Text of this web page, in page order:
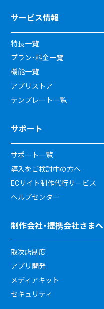
サービス情報
特長一覧
プラン・料金一覧
機能一覧
アプリストア
テンプレート一覧
サポート
サポート一覧
導入をご検討中の方へ
ECサイト制作代行サービス
ヘルプセンター
制作会社・提携会社さまへ
取次店制度
アプリ開発
メディアキット
セキュリティ